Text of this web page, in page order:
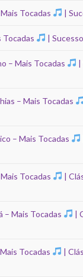
Tocadas |
Tocadas |
– Mais Tocadas
|
– Mais Tocadas
– Mais Tocadas
Tocadas
|
– Mais Tocadas
|
Tocadas
|